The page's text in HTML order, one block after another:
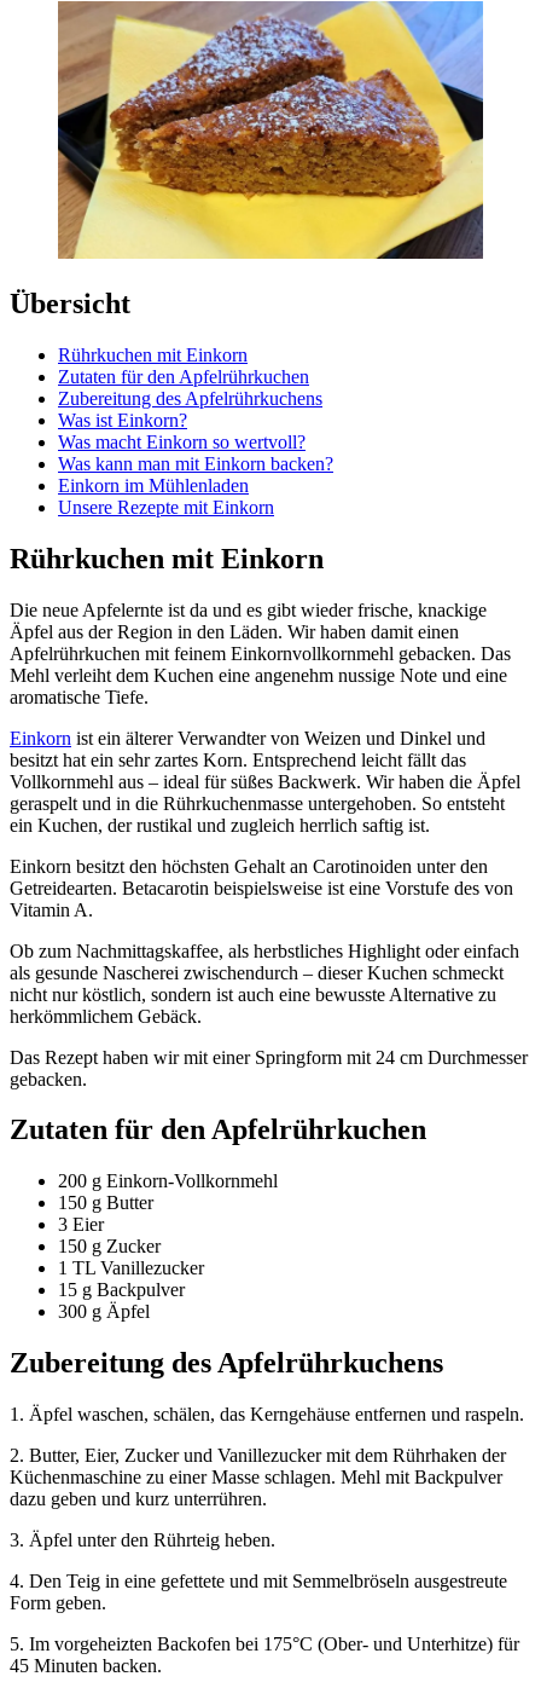
Übersicht
Rührkuchen mit Einkorn
Zutaten für den Apfelrührkuchen
Zubereitung des Apfelrührkuchens
Was ist Einkorn?
Was macht Einkorn so wertvoll?
Was kann man mit Einkorn backen?
Einkorn im Mühlenladen
Unsere Rezepte mit Einkorn
Rührkuchen mit Einkorn
Die neue Apfelernte ist da und es gibt wieder frische, knackige
Äpfel aus der Region in den Läden. Wir haben damit einen
Apfelrührkuchen mit feinem Einkornvollkornmehl gebacken. Das
Mehl verleiht dem Kuchen eine angenehm nussige Note und eine
aromatische Tiefe.
Einkorn ist ein älterer Verwandter von Weizen und Dinkel und
besitzt hat ein sehr zartes Korn. Entsprechend leicht fällt das
Vollkornmehl aus – ideal für süßes Backwerk. Wir haben die Äpfel
geraspelt und in die Rührkuchenmasse untergehoben. So entsteht
ein Kuchen, der rustikal und zugleich herrlich saftig ist.
Einkorn besitzt den höchsten Gehalt an Carotinoiden unter den
Getreidearten. Betacarotin beispielsweise ist eine Vorstufe des von
Vitamin A.
Ob zum Nachmittagskaffee, als herbstliches Highlight oder einfach
als gesunde Nascherei zwischendurch – dieser Kuchen schmeckt
nicht nur köstlich, sondern ist auch eine bewusste Alternative zu
herkömmlichem Gebäck.
Das Rezept haben wir mit einer Springform mit 24 cm Durchmesser
gebacken.
Zutaten für den Apfelrührkuchen
200 g Einkorn-Vollkornmehl
150 g Butter
3 Eier
150 g Zucker
1 TL Vanillezucker
15 g Backpulver
300 g Äpfel
Zubereitung des Apfelrührkuchens
1. Äpfel waschen, schälen, das Kerngehäuse entfernen und raspeln.
2. Butter, Eier, Zucker und Vanillezucker mit dem Rührhaken der
Küchenmaschine zu einer Masse schlagen. Mehl mit Backpulver
dazu geben und kurz unterrühren.
3. Äpfel unter den Rührteig heben.
4. Den Teig in eine gefettete und mit Semmelbröseln ausgestreute
Form geben.
5. Im vorgeheizten Backofen bei 175°C (Ober- und Unterhitze) für
45 Minuten backen.